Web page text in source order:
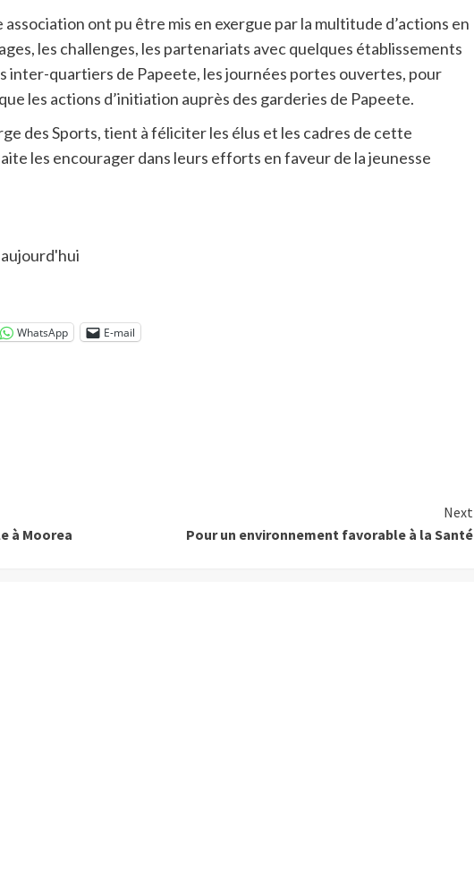
ont pu être mis en exergue par la multitude d’actions en
les challenges, les partenariats avec quelques établissements
inter-quartiers de Papeete, les journées portes ouvertes, pour
les actions d’initiation auprès des garderies de Papeete.
des Sports, tient à féliciter les élus et les cadres de cette
les encourager dans leurs efforts en faveur de la jeunesse
WhatsApp E-mail
à Moorea
Next
Pour un environnement favorable à la Santé